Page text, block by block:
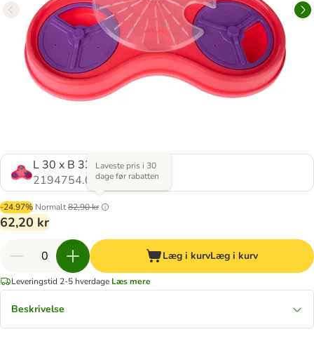
L 30 x B 33 x H 4,5 cm
2194754.0
-24.97% Normalt82,90 kr
Laveste pris i 30
dage før rabatten
62,20 kr
Læg i kurvLæg i kurv
Leveringstid 2-5 hverdage Læs mere
Beskrivelse